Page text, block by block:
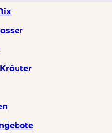
und Versand bei